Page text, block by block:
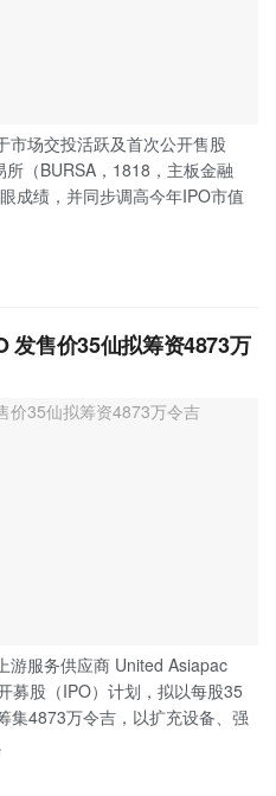
场交投活跃及首次公开售股
所（BURSA，1818，主板金融
成绩，并同步调高今年IPO市值
发售价35仙拟筹资4873万
游服务供应商 United Asiapac
募股（IPO）计划，拟以每股35
集4873万令吉，以扩充设备、强